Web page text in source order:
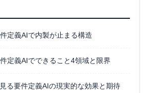
定義AIで内製が止まる構造
定義AIでできること4領域と限界
る要件定義AIの現実的な効果と期待